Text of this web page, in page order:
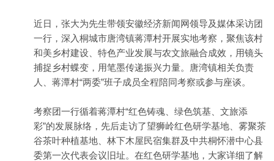
近日，张大为先生带领安徽经济新闻网领导及媒体采访团
一行，深入桐城市唐湾镇蒋潭村开展实地考察，聚焦该村
和美乡村建设、特色产业发展与农文旅融合成效，用镜头
捕捉乡村蝶变，用笔墨传递振兴力量。唐湾镇相关负责
人、蒋潭村“两委”班子成员全程陪同考察或参与座谈。
考察团一行循着蒋潭村“红色铸魂、绿色筑基、文旅添
彩”的发展脉络，先后走访了望狮岭红色研学基地、雾聚茶
谷茶叶种植基地、林下木屋民宿集群及中共桐怀潜中心县
委第一次代表会议旧址。在红色研学基地，大家详细了解